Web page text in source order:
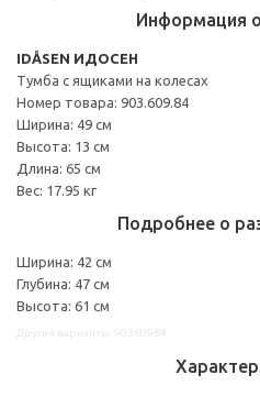
Информация
IDÅSEN ИДОСЕН
Тумба с ящиками на колесах
Номер товара: 903.609.84
Ширина: 49 см
Высота: 13 см
Длина: 65 см
Вес: 17.95 кг
Подробнее о
Ширина: 42 см
Глубина: 47 см
Высота: 61 см